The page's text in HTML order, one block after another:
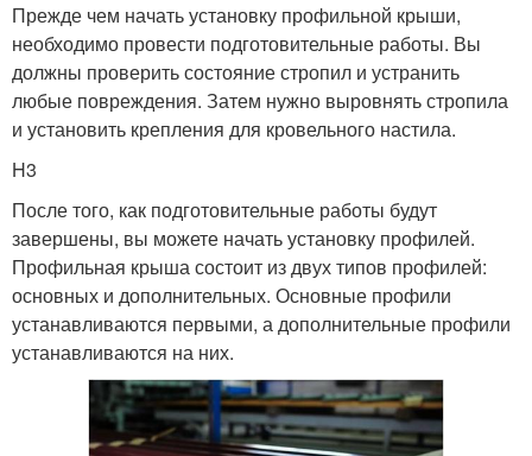
Прежде чем начать установку профильной крыши,
необходимо провести подготовительные работы. Вы
должны проверить состояние стропил и устранить
любые повреждения. Затем нужно выровнять стропила
и установить крепления для кровельного настила.
H3
После того, как подготовительные работы будут
завершены, вы можете начать установку профилей.
Профильная крыша состоит из двух типов профилей:
основных и дополнительных. Основные профили
устанавливаются первыми, а дополнительные профили
устанавливаются на них.